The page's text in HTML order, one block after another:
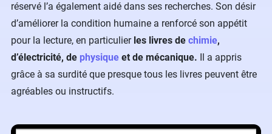
réservé l’a également aidé dans ses recherches. Son désir
d’améliorer la condition humaine a renforcé son appétit
pour la lecture, en particulier les livres de chimie,
d’électricité, de physique et de mécanique. Il a appris
grâce à sa surdité que presque tous les livres peuvent être
agréables ou instructifs.